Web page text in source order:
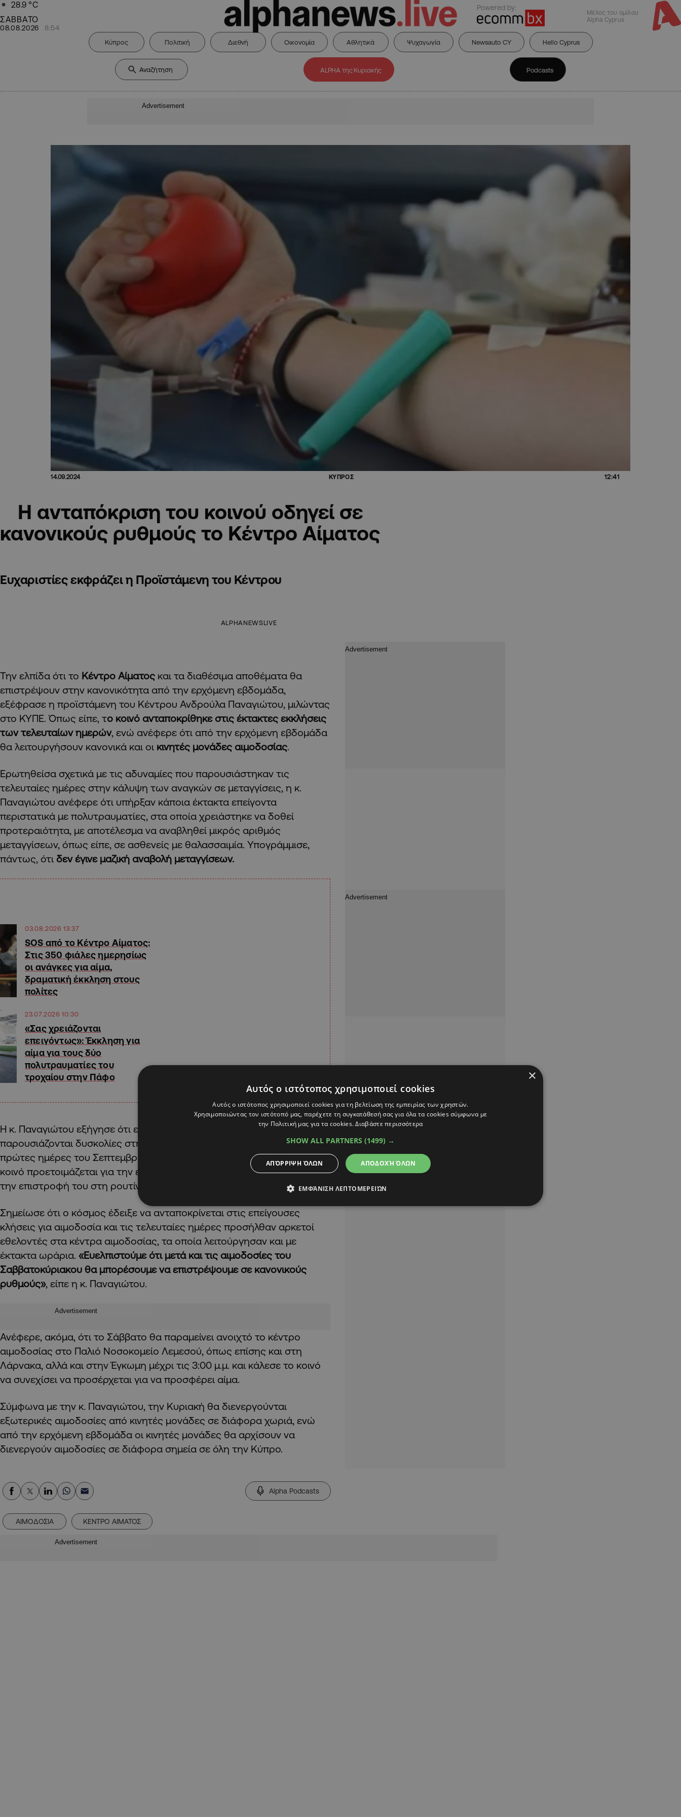
28.9 °C
ΣΑΒΒΑΤΟ
08.08.2026 8:54
Powered by:
Μέλος του ομίλου
Alpha Cyprus
Κύπρος Πολιτική Διεθνή Οικονομία Αθλητικά Ψυχαγωγία Newsauto CY Hello Cyprus
ALPHA της Κυριακής Podcasts
Advertisement
14.09.2024 ΚΥΠΡΟΣ 12:41
Η ανταπόκριση του κοινού οδηγεί σε
κανονικούς ρυθμούς το Κέντρο Αίματος
Ευχαριστίες εκφράζει η Προϊστάμενη του Κέντρου
ALPHANEWSLIVE
Την ελπίδα ότι το Κέντρο Αίματος και τα διαθέσιμα αποθέματα θα
επιστρέψουν στην κανονικότητα από την ερχόμενη εβδομάδα,
εξέφρασε η προϊστάμενη του Κέντρου Ανδρούλα Παναγιώτου, μιλώντας
στο ΚΥΠΕ. Όπως είπε, το κοινό ανταποκρίθηκε στις έκτακτες εκκλήσεις
των τελευταίων ημερών, ενώ ανέφερε ότι από την ερχόμενη εβδομάδα
θα λειτουργήσουν κανονικά και οι κινητές μονάδες αιμοδοσίας.
Ερωτηθείσα σχετικά με τις αδυναμίες που παρουσιάστηκαν τις
τελευταίες ημέρες στην κάλυψη των αναγκών σε μεταγγίσεις, η κ.
Παναγιώτου ανέφερε ότι υπήρξαν κάποια έκτακτα επείγοντα
περιστατικά με πολυτραυματίες, στα οποία χρειάστηκε να δοθεί
προτεραιότητα, με αποτέλεσμα να αναβληθεί μικρός αριθμός
μεταγγίσεων, όπως είπε, σε ασθενείς με θαλασσαιμία. Υπογράμμισε,
πάντως, ότι δεν έγινε μαζική αναβολή μεταγγίσεων.
03.08.2026 13:37
SOS από το Κέντρο Αίματος:
Στις 350 φιάλες ημερησίως
οι ανάγκες για αίμα,
δραματική έκκληση στους
πολίτες
23.07.2026 10:30
«Σας χρειάζονται
επειγόντως»: Έκκληση για
αίμα για τους δύο
πολυτραυματίες του
τροχαίου στην Πάφο
Η κ. Παναγιώτου εξήγησε ότι είναι σύνηθες φαινόμενο να
παρουσιάζονται δυσκολίες στην κάλυψη των αναγκών σε αίμα κατά τις
πρώτες ημέρες του Σεπτεμβρίου, κάτι που απέδωσε στο γεγονός ότι το
κοινό προετοιμάζεται για την έναρξη της νέας σχολικής χρονιάς και για
την επιστροφή του στη ρουτίνα μετά την περίοδο των διακοπών.
Σημείωσε ότι ο κόσμος έδειξε να ανταποκρίνεται στις επείγουσες
κλήσεις για αιμοδοσία και τις τελευταίες ημέρες προσήλθαν αρκετοί
εθελοντές στα κέντρα αιμοδοσίας, τα οποία λειτούργησαν και με
έκτακτα ωράρια. «Ευελπιστούμε ότι μετά και τις αιμοδοσίες του
Σαββατοκύριακου θα μπορέσουμε να επιστρέψουμε σε κανονικούς
ρυθμούς», είπε η κ. Παναγιώτου.
Advertisement
Ανέφερε, ακόμα, ότι το Σάββατο θα παραμείνει ανοιχτό το κέντρο
αιμοδοσίας στο Παλιό Νοσοκομείο Λεμεσού, όπως επίσης και στη
Λάρνακα, αλλά και στην Έγκωμη μέχρι τις 3:00 μ.μ. και κάλεσε το κοινό
να συνεχίσει να προσέρχεται για να προσφέρει αίμα.
Σύμφωνα με την κ. Παναγιώτου, την Κυριακή θα διενεργούνται
εξωτερικές αιμοδοσίες από κινητές μονάδες σε διάφορα χωριά, ενώ
από την ερχόμενη εβδομάδα οι κινητές μονάδες θα αρχίσουν να
διενεργούν αιμοδοσίες σε διάφορα σημεία σε όλη την Κύπρο.
Alpha Podcasts
ΑΙΜΟΔΟΣΙΑ ΚΕΝΤΡΟ ΑΙΜΑΤΟΣ
Advertisement
×
Αυτός ο ιστότοπος χρησιμοποιεί cookies
Αυτός ο ιστότοπος χρησιμοποιεί cookies για τη βελτίωση της εμπειρίας των χρηστών.
Χρησιμοποιώντας τον ιστότοπό μας, παρέχετε τη συγκατάθεσή σας για όλα τα cookies σύμφωνα με
την Πολιτική μας για τα cookies.Διαβάστε περισσότερα
SHOW ALL PARTNERS (1499) →
ΑΠΟΔΟΧΉ ΌΛΩΝ
ΑΠΌΡΡΙΨΗ ΌΛΩΝ
ΕΜΦΆΝΙΣΗ ΛΕΠΤΟΜΕΡΕΙΏΝ